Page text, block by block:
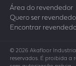
Área do revendedor
Quero ser
Encontrar
© 2026 Akafloor
reservados. É proibida a